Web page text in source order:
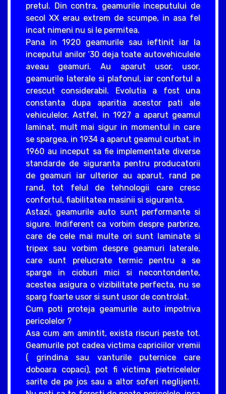
pretul. Din contra, geamurile inceputului de
secol XX erau extrem de scumpe, in asa fel
incat nimeni nu si le permitea.
Pana in 1920 geamurile sau ieftinit iar la
inceputul anilor ‘30 deja toate autovehiculele
aveau geamuri. Au aparut usor, usor,
geamurile laterale si plafonul, iar confortul a
crescut considerabil. Evolutia a fost una
constanta dupa aparitia acestor pati ale
vehiculelor. Astfel, in 1927 a aparut geamul
laminat, mult mai sigur in momentul in care
se spargea, in 1934 a aparut geamul curbat, in
1960 au inceput sa fie implementate diverse
standarde de siguranta pentru producatorii
de geamuri iar ulterior au aparut, rand pe
rand, tot felul de tehnologii care cresc
confortul, fiabilitatea masinii si siguranta.
Astazi, geamurile auto sunt performante si
sigure. Indiferent ca vorbim despre parbrize,
care de cele mai multe ori sunt laminate si
tripex sau vorbim despre geamuri laterale,
care sunt prelucrate termic pentru a se
sparge in cioburi mici si necontondente,
acestea asigura o vizibilitate perfecta, nu se
sparg foarte usor si sunt usor de controlat.
Cum poti proteja geamurile auto impotriva
pericolelor ?
Asa cum am amintit, exista riscuri peste tot.
Geamurile pot cadea victima capriciilor vremii
( grindina sau vanturile puternice care
doboara copaci), pot fi victima pietricelelor
sarite de pe jos sau a altor soferi neglijenti.